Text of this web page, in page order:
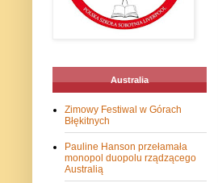
Australia
Zimowy Festiwal w Górach
Błękitnych
Pauline Hanson przełamała
monopol duopolu rządzącego
Australią